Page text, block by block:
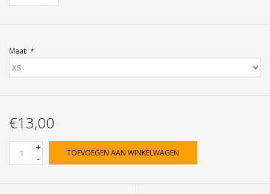
Maat: *
€13,00
+
-
TOEVOEGEN AAN WINKELWAGEN